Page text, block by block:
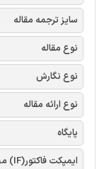
سایز ترجمه مقاله
نوع مقاله
نوع نگارش
نوع ارائه مقاله
پایگاه
ایمپکت فاکتور(IF) مجله